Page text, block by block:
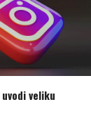
veliku